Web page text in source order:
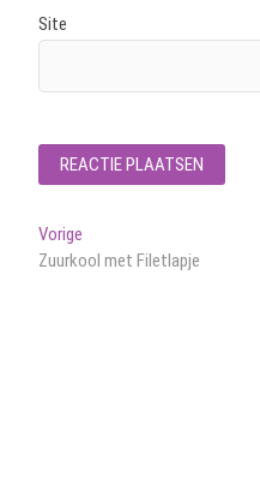
Site
Bericht
navigatie
Vorige
bericht:
Zuurkool met Filetlapje